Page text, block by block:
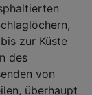
zur Küste
des
von
überhaupt